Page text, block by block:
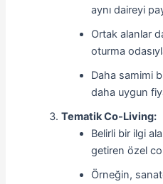
aynı daireyi
Ortak alanlar
oturma odasıyla
Daha samimi
daha uygun
Tematik Co-Living:
Belirli bir ilgi
getiren özel
Örneğin,